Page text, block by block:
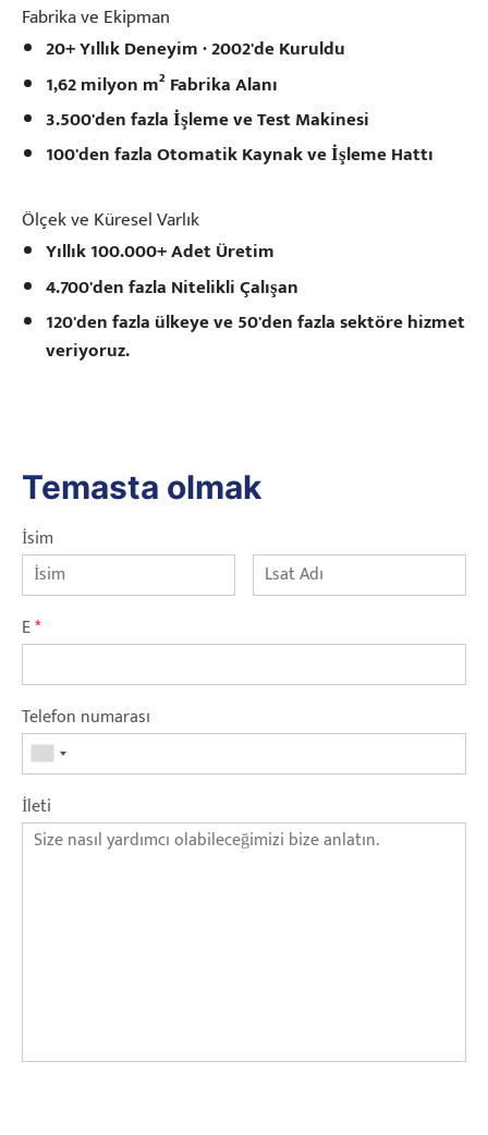
Fabrika ve Ekipman
20+ Yıllık Deneyim · 2002'de Kuruldu
1,62 milyon m² Fabrika Alanı
3.500'den fazla İşleme ve Test Makinesi
100'den fazla Otomatik Kaynak ve İşleme Hattı
Ölçek ve Küresel Varlık
Yıllık 100.000+ Adet Üretim
4.700'den fazla Nitelikli Çalışan
120'den fazla ülkeye ve 50'den fazla sektöre hizmet
veriyoruz.
Temasta olmak
İsim
E*
Telefon numarası
İleti